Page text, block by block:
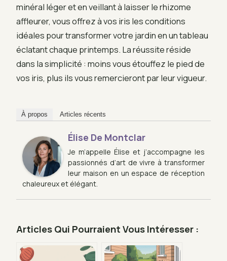
minéral léger et en veillant à laisser le rhizome
affleurer, vous offrez à vos iris les conditions
idéales pour transformer votre jardin en un tableau
éclatant chaque printemps. La réussite réside
dans la simplicité : moins vous étouffez le pied de
vos iris, plus ils vous remercieront par leur vigueur.
À propos Articles récents
Élise De Montclar
Je m’appelle Élise et j’accompagne les
passionnés d’art de vivre à transformer
leur maison en un espace de réception
chaleureux et élégant.
Articles Qui Pourraient Vous Intéresser :